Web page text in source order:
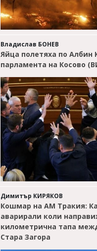
Владислав БОНЕВ
Яйца полетяха по Албин
парламента на Косово
Димитър КИРЯКОВ
Кошмар на АМ Тракия:
аварирали коли
километрична тапа
Стара Загора